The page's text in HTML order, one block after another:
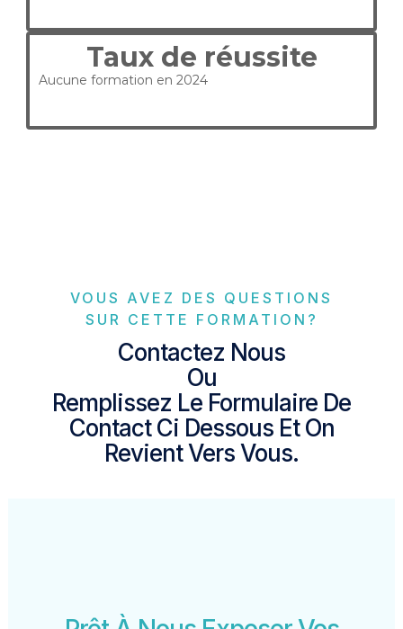
Taux de réussite
Aucune formation en 2024
VOUS AVEZ DES QUESTIONS
SUR CETTE FORMATION?
Contactez Nous
Ou
Remplissez Le Formulaire De
Contact Ci Dessous Et On
Revient Vers Vous.